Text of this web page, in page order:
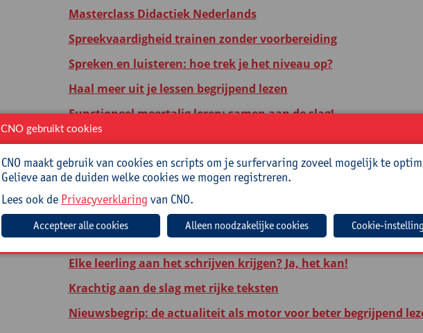
Masterclass Didactiek Nederlands
Spreekvaardigheid trainen zonder voorbereiding
Spreken en luisteren: hoe trek je het niveau op?
Haal meer uit je lessen begrijpend lezen
Functioneel meertalig leren: samen aan de slag!
AI en taaltechnologie: hoe ga je er effectief mee om in je taalles?
Wat vertel je me nu? Een verhaal als didactisch hulpmiddel
Close reading: kritisch en verdiepend lezen
Leer je leerlingen genieten van lezen: op weg naar effectief
Elke leerling aan het schrijven krijgen? Ja, het kan!
Krachtig aan de slag met rijke teksten
Nieuwsbegrip: de actualiteit als motor voor beter begrijpend
CNO gebruikt cookies
CNO maakt gebruik van cookies en scripts om je surfervaring zoveel mogelijk te
Gelieve aan de duiden welke cookies we mogen registreren.
Lees ook de Privacyverklaring van CNO.
Cookie-